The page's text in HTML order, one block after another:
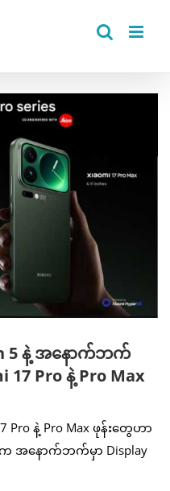
5 နဲ့ အနောက်ဘက်
Pro နဲ့ Pro Max
နဲ့ Pro Max ဖုန်းတွေဟာ
က အနောက်ဘက်မှာ Display